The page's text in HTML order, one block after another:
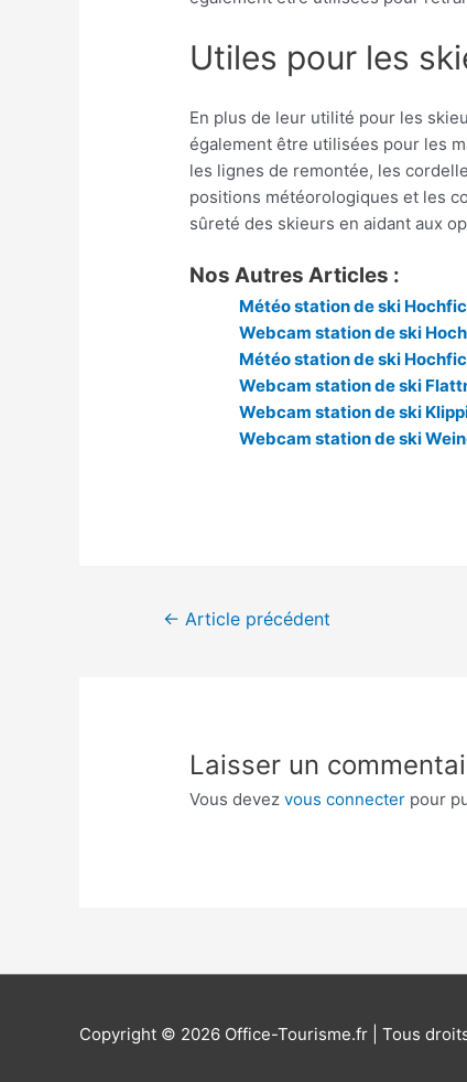
Utiles pour les
En plus de leur utilité pour les
également être utilisées pour les
les lignes de remontée, les
positions météorologiques et les
sûreté des skieurs en aidant aux
Nos Autres Articles :
Météo station de ski
Webcam station de ski
Météo station de ski
Webcam station de ski
Webcam station de ski
Webcam station de ski
Navigation
← Article précédent
Laisser un
Vous devezvous connecter pour
Copyright © 2026 Office-Tourisme.fr | Tous